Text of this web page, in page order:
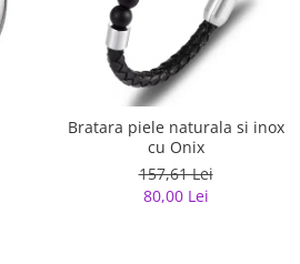
Bratara piele naturala si inox
cu Onix
157,61 Lei
80,00 Lei